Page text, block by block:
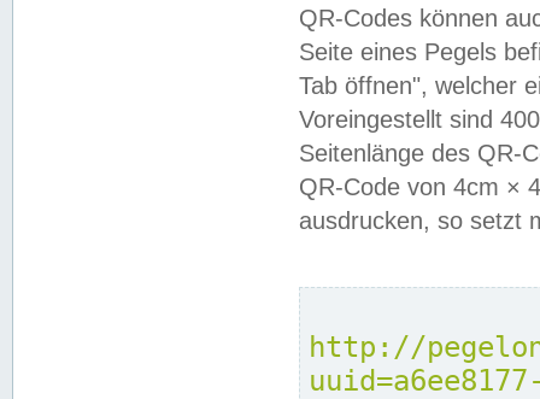
QR-Codes können
Seite eines Pegels
Tab öffnen", welcher
Voreingestellt sind
Seitenlänge des QR-
QR-Code von 4cm ×
ausdrucken, so setzt
http://